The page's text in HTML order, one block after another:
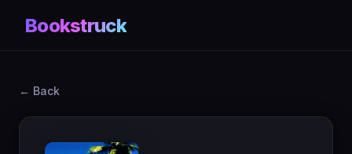
Bookstruck
← Back